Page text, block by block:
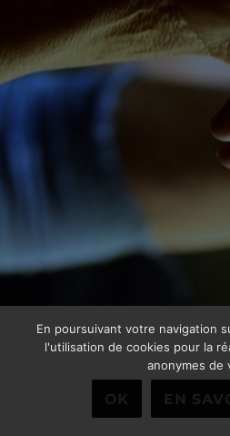
En poursuivant votre navigation
l'utilisation de cookies pour la
anonymes de
OK EN